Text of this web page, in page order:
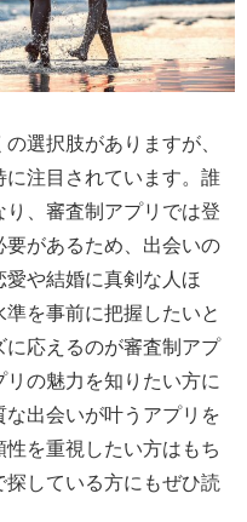
選択肢がありますが、
注目されています。誰
、審査制アプリでは登
があるため、出会いの
や結婚に真剣な人ほ
を事前に把握したいと
応えるのが審査制アプ
の魅力を知りたい方に
出会いが叶うアプリを
を重視したい方はもち
している方にもぜひ読